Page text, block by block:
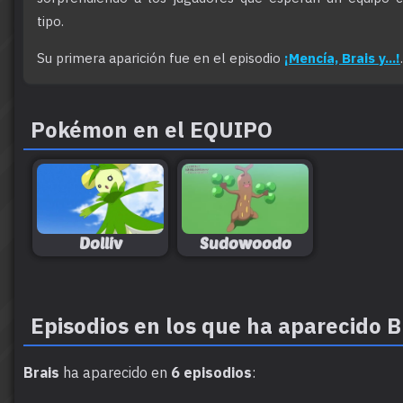
tipo.
Su primera aparición fue en el episodio ¡Mencía, Brais y...!.
Pokémon en el EQUIPO
Dolliv Sudowoodo
Episodios en los que ha aparecido
Brais ha aparecido en 6 episodios: